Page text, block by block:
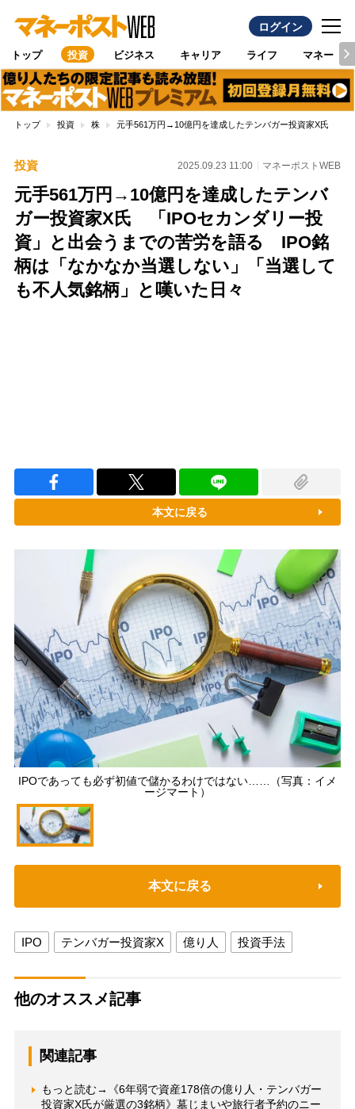
ログイン
トップ 投資 ビジネス キャリア ライフ マネー
トップ 投資 株 元手561万円→10億円を達成したテンバガー投資家X氏 「
投資 2025.09.23 11:00 マネーポストWEB
元手561万円→10億円を達成したテンバ
ガー投資家X氏 「IPOセカンダリー投
資」と出会うまでの苦労を語る IPO銘
柄は「なかなか当選しない」「当選して
も不人気銘柄」と嘆いた日々
本文に戻る
IPOであっても必ず初値で儲かるわけではない……（写真：イメ
ージマート）
本文に戻る
IPO テンバガー投資家X 億り人 投資手法
他のオススメ記事
関連記事
もっと読む→《6年弱で資産178倍の億り人・テンバガー
投資家X氏が厳選の3銘柄》墓じまいや旅行者予約のニー